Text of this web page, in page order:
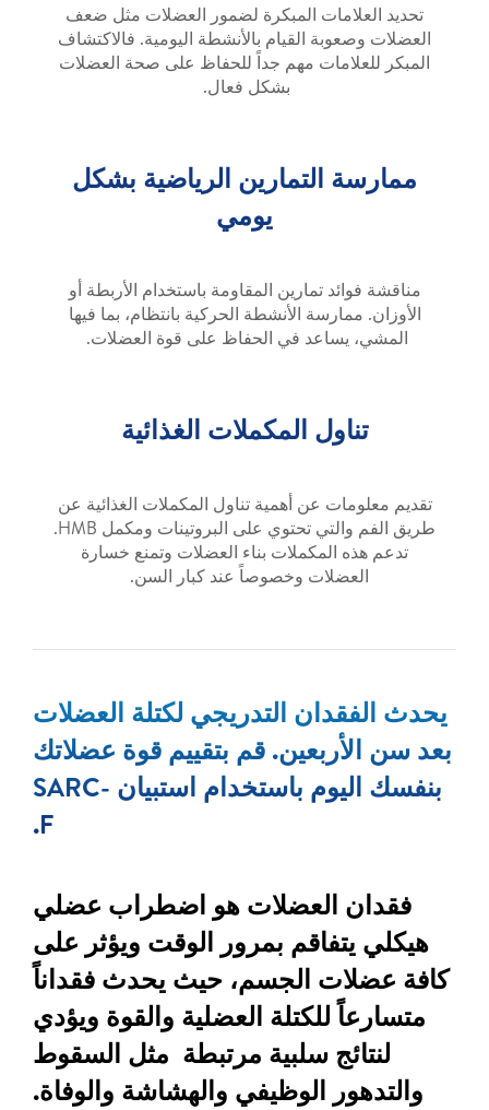
تحديد العلامات المبكرة لضمور العضلات مثل ضعف
العضلات وصعوبة القيام بالأنشطة اليومية. فالاكتشاف
المبكر للعلامات مهم جداً للحفاظ على صحة العضلات
بشكل فعال.
ممارسة التمارين الرياضية بشكل
يومي
مناقشة فوائد تمارين المقاومة باستخدام الأربطة أو
الأوزان. ممارسة الأنشطة الحركية بانتظام، بما فيها
المشي، يساعد في الحفاظ على قوة العضلات.
تناول المكملات الغذائية
تقديم معلومات عن أهمية تناول المكملات الغذائية عن
طريق الفم والتي تحتوي على البروتينات ومكمل HMB.
تدعم هذه المكملات بناء العضلات وتمنع خسارة
العضلات وخصوصاً عند كبار السن.
يحدث الفقدان التدريجي لكتلة العضلات
بعد سن الأربعين. قم بتقييم قوة عضلاتك
بنفسك اليوم باستخدام استبيان SARC-
F.
فقدان العضلات هو اضطراب عضلي
هيكلي يتفاقم بمرور الوقت ويؤثر على
كافة عضلات الجسم، حيث يحدث فقداناً
متسارعاً للكتلة العضلية والقوة ويؤدي
لنتائج سلبية مرتبطة مثل السقوط
والتدهور الوظيفي والهشاشة والوفاة.